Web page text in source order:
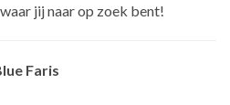
jij naar op zoek bent!
Faris